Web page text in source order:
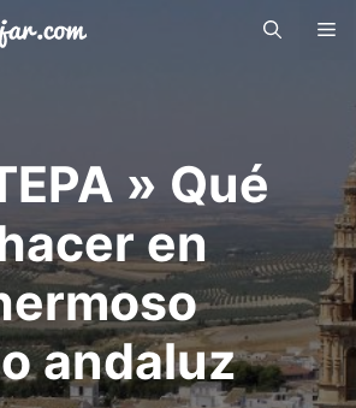
» Qué
en
andaluz